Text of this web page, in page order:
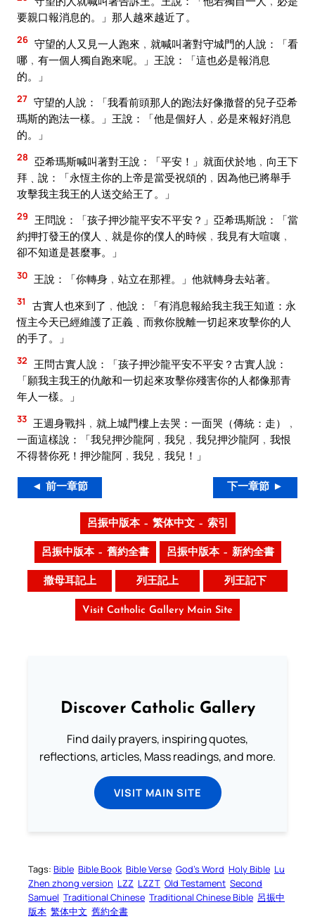
要親口報消息的。」那人越來越近了。
26 守望的人又見一人跑來﹐就喊叫著對守城門的人說：「看
哪﹐有一個人獨自跑來呢。」王說：「這也必是報消息
的。」
27 守望的人說：「我看前頭那人的跑法好像撒督的兒子亞希
瑪斯的跑法一樣。」王說：「他是個好人﹐必是來報好消息
的。」
28 亞希瑪斯喊叫著對王說：「平安！」就面伏於地﹐向王下
拜﹑說：「永恆主你的上帝是當受祝頌的﹐因為他已將舉手
攻擊我主我王的人送交給王了。」
29 王問說：「孩子押沙龍平安不平安？」亞希瑪斯說：「當
約押打發王的僕人﹑就是你的僕人的時候﹐我見有大喧嚷﹐
卻不知道是甚麼事。」
30 王說：「你轉身﹐站立在那裡。」他就轉身去站著。
31
古實人也來到了﹐他說：「有消息報給我主我王知道：永
恆主今天已經維護了正義﹑而救你脫離一切起來攻擊你的人
的手了。」
32 王問古實人說：「孩子押沙龍平安不平安？古實人說：
「願我主我王的仇敵和一切起來攻擊你殘害你的人都像那青
年人一樣。」
33 王週身戰抖﹐就上城門樓上去哭：一面哭（傳統：走）﹐
一面這樣說：「我兒押沙龍阿﹐我兒﹐我兒押沙龍阿﹐我恨
不得替你死！押沙龍阿﹐我兒﹐我兒！」
◄ 前一章節 下一章節 ►
呂振中版本 – 繁体中文 – 索引
呂振中版本 – 舊約全書 呂振中版本 – 新約全書
撒母耳記上 列王記上 列王記下
Visit Catholic Gallery Main Site
Discover Catholic Gallery
Find daily prayers, inspiring quotes,
reflections, articles, Mass readings, and more.
VISIT MAIN SITE
Tags: Bible Bible Book Bible Verse God’s Word Holy Bible Lu
Zhen zhong version LZZ LZZT Old Testament Second
Samuel Traditional Chinese Traditional Chinese Bible 呂振中
版本 繁体中文 舊約全書